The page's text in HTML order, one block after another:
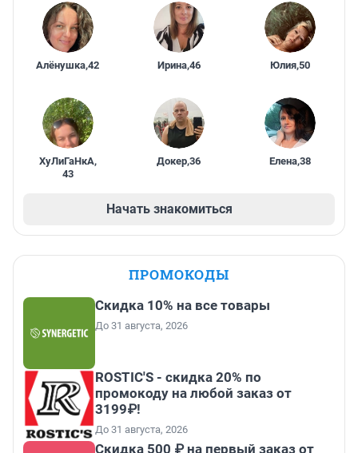
Алёнушка,42 Ирина,46 Юлия,50
ХуЛиГаНкА,
43
Докер,36 Елена,38
Начать знакомиться
ПРОМОКОДЫ
Скидка 10% на все товары
До 31 августа, 2026
ROSTIC'S - скидка 20% по
промокоду на любой заказ от
3199₽!
До 31 августа, 2026
Скидка 500 ₽ на первый заказ от